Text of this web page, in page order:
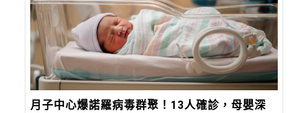
月子中心爆諾羅病毒群聚！13人確診，母嬰深